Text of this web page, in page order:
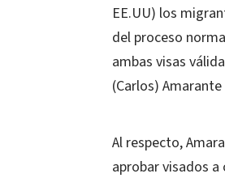
EE.UU) los
del proceso
ambas visas
(Carlos) Amarante
Al respecto,
aprobar visados